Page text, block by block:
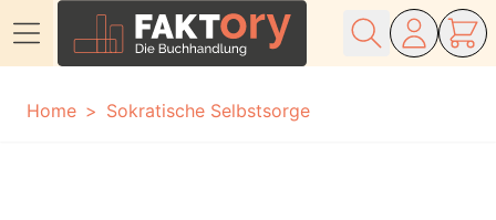
Home
Sokratische Selbstsorge